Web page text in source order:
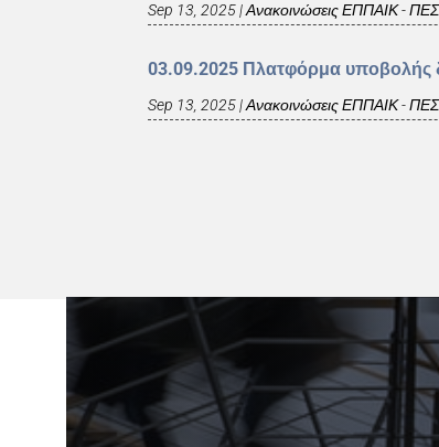
Sep 13, 2025|Ανακοινώσεις ΕΠΠΑΙΚ -
03.09.2025 Πλατφόρμα υποβολής
Sep 13, 2025|Ανακοινώσεις ΕΠΠΑΙΚ -